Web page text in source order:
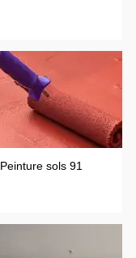
Peinture sols 91